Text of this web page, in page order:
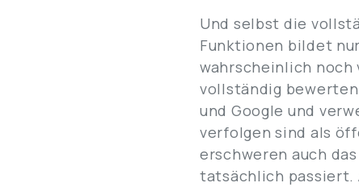
Und selbst die
Funktionen bildet
wahrscheinlich
vollständig bewerten
und Google und
verfolgen sind als
erschweren auch
tatsächlich passiert.